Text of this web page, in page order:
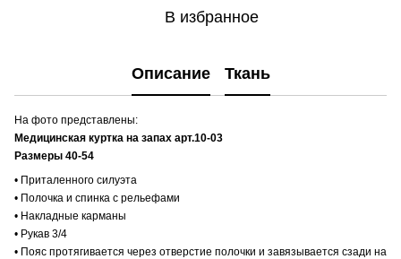
В избранное
Описание Ткань
На фото представлены:
Медицинская куртка на запах арт.10-03
Размеры 40-54
• Приталенного силуэта
• Полочка и спинка с рельефами
• Накладные карманы
• Рукав 3/4
• Пояс протягивается через отверстие полочки и завязывается сзади на